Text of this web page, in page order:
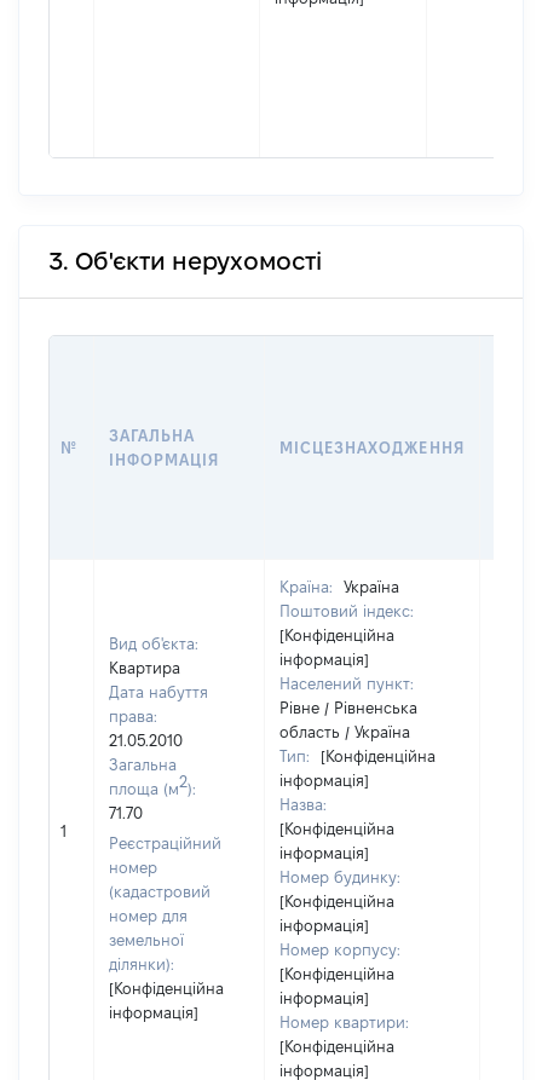
3. Об'єкти нерухомості
№
ЗАГАЛЬНА
ІНФОРМАЦІЯ
МІСЦЕЗНАХОДЖЕННЯ
1
Вид об'єкта:
Квартира
Дата набуття
права:
21.05.2010
Загальна
площа (м2):
71.70
Реєстраційний
номер
(кадастровий
номер для
земельної
ділянки):
[Конфіденційна
інформація]
Країна:
Україна
Поштовий індекс:
[Конфіденційна
інформація]
Населений пункт:
Рівне / Рівненська
область / Україна
Тип:
[Конфіденційна
інформація]
Назва:
[Конфіденційна
інформація]
Номер будинку:
[Конфіденційна
інформація]
Номер корпусу:
[Конфіденційна
інформація]
Номер квартири:
[Конфіденційна
інформація]